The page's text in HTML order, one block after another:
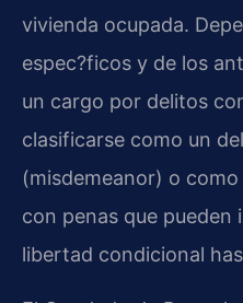
vivienda ocupada.
espec?ficos y de los
un cargo por delitos
clasificarse como un
(misdemeanor) o
con penas que pueden
libertad condicional